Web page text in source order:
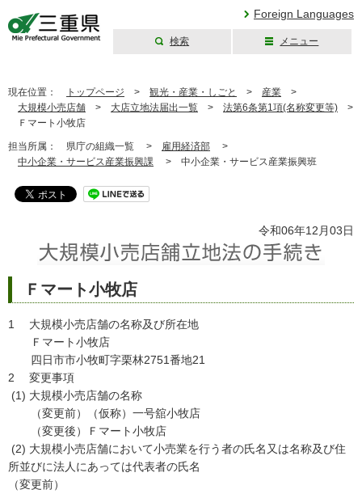
Foreign Languages
検索 メニュー
現在位置： トップページ > 観光・産業・しごと > 産業 >
大規模小売店舗 > 大店立地法届出一覧 > 法第6条第1項(名称変更等) >
Ｆマート小牧店
担当所属： 県庁の組織一覧 > 雇用経済部 >
中小企業・サービス産業振興課 > 中小企業・サービス産業振興班
令和06年12月03日
Ｆマート小牧店
1 大規模小売店舗の名称及び所在地
Ｆマート小牧店
四日市市小牧町字栗林2751番地21
2 変更事項
(1) 大規模小売店舗の名称
（変更前）（仮称）一号舘小牧店
（変更後）Ｆマート小牧店
(2) 大規模小売店舗において小売業を行う者の氏名又は名称及び住
所並びに法人にあっては代表者の氏名
（変更前）